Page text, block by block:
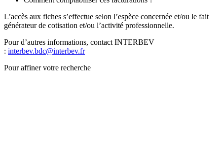
L’accès aux fiches s’effectue selon l’espèce concernée et/ou le fait
générateur de cotisation et/ou l’activité professionnelle.
Pour d’autres informations, contact INTERBEV
: interbev.bdc@interbev.fr
Pour affiner votre recherche